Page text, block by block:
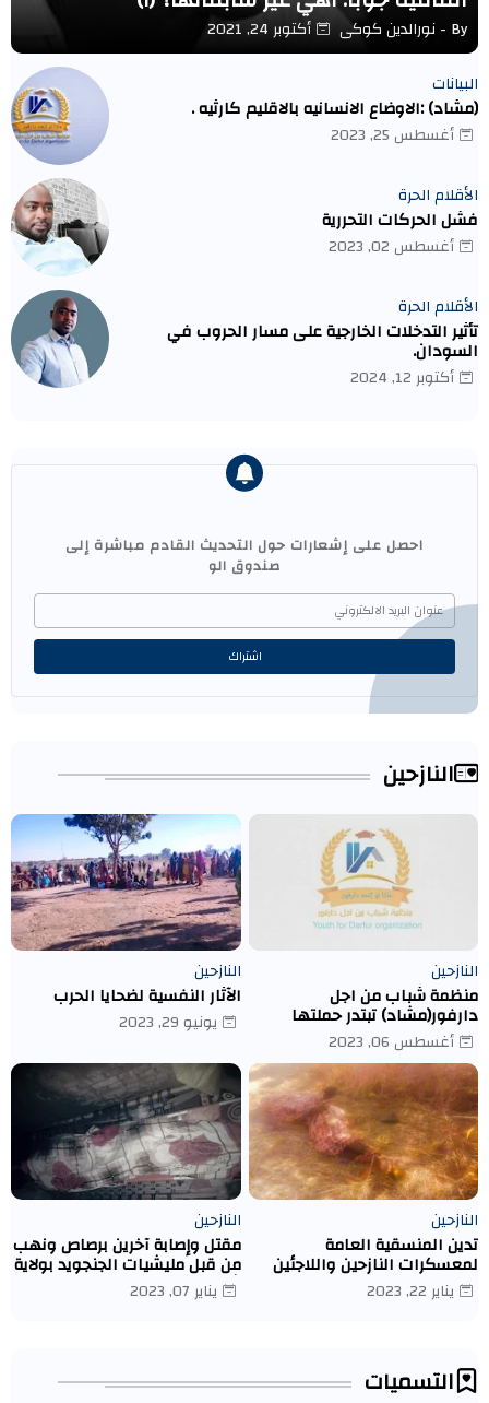
By - نورالدين كوكى
أكتوبر 24, 2021
البيانات
(مشاد) :الاوضاع الانسانيه بالاقليم كارثيه .
أغسطس 25, 2023
الأقلام الحرة
فشل الحركات التحررية
أغسطس 02, 2023
الأقلام الحرة
تأثير التدخلات الخارجية على مسار الحروب في
السودان.
أكتوبر 12, 2024
احصل على إشعارات حول التحديث القادم مباشرة إلى
صندوق الو
النازحين
النازحين
منظمة شباب من اجل
دارفور(مشاد) تبتدر حملتها
الاولى لتوزع مساعدات ماديه
بمعسكر ادري- تشاد
أغسطس 06, 2023
النازحين
الآثار النفسية لضحايا الحرب
يونيو 29, 2023
النازحين
تدين المنسقية العامة
لمعسكرات النازحين واللاجئين
قتل النازحة/ نوال إسماعيل
يعقوب يوسف عبد الله
يناير 22, 2023
النازحين
مقتل وإصابة آخرين برصاص ونهب
من قبل مليشيات الجنجويد بولاية
شمال دارفور كبكابية.
يناير 07, 2023
التسميات